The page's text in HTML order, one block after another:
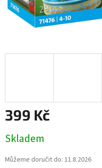
399 Kč
cena:
Skladem
Můžeme doručit do: 11.8.2026